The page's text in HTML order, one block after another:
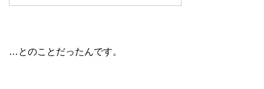
…とのことだったんです。